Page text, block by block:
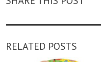
RELATED POSTS